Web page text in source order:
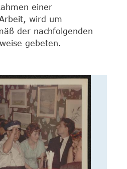
einer
wird um
der nachfolgenden
gebeten.